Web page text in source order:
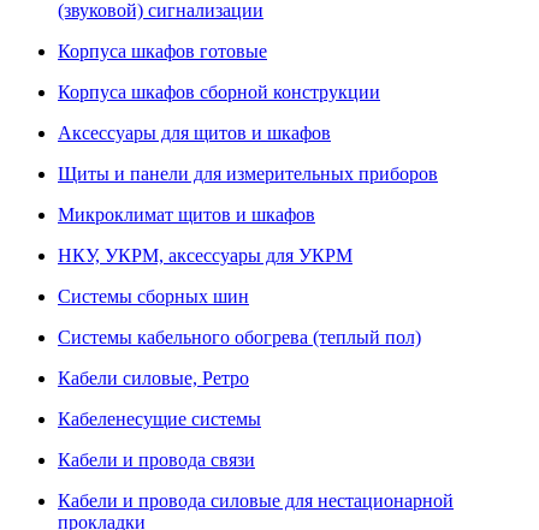
(звуковой) сигнализации
Корпуса шкафов готовые
Корпуса шкафов сборной конструкции
Аксессуары для щитов и шкафов
Щиты и панели для измерительных приборов
Микроклимат щитов и шкафов
НКУ, УКРМ, аксессуары для УКРМ
Системы сборных шин
Системы кабельного обогрева (теплый пол)
Кабели силовые, Ретро
Кабеленесущие системы
Кабели и провода связи
Кабели и провода силовые для нестационарной
прокладки